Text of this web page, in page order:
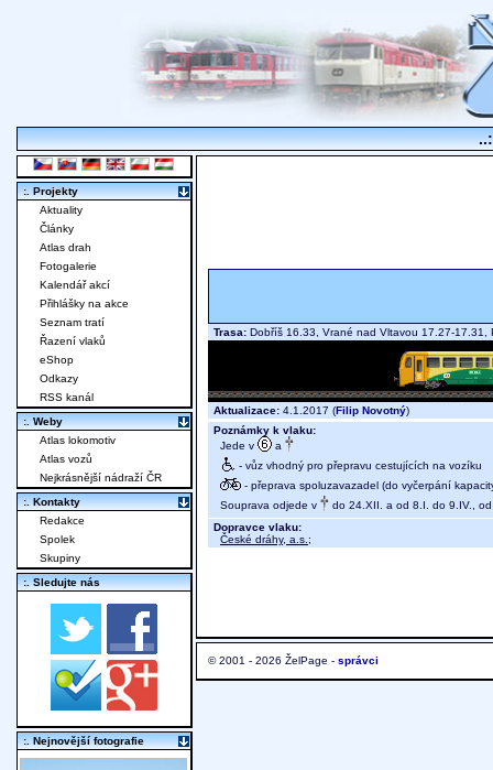
Trasa: Dobříš 16.33, Vrané nad Vltavou 17.27-
Aktualizace: 4.1.2017 (Filip Novotný)
Poznámky k vlaku:
Jede v
a
- vůz vhodný pro přepravu cestujících na vozíku
- přeprava spoluzavazadel (do vyčerpání
Souprava odjede v
do 24.XII. a od 8.I. do 9.IV.,
Dopravce vlaku:
České dráhy, a.s. ;
© 2001 - 2026 ŽelPage - správci
:. Projekty
Aktuality
Články
Atlas drah
Fotogalerie
Kalendář akcí
Přihlášky na akce
Seznam tratí
Řazení vlaků
eShop
Odkazy
RSS kanál
:. Weby
Atlas lokomotiv
Atlas vozů
Nejkrásnější nádraží ČR
:. Kontakty
Redakce
Spolek
Skupiny
:. Sledujte nás
:. Nejnovější fotografie